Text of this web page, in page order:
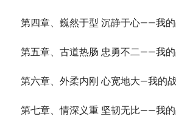
第四章、巍然于型 沉静于心——我
第五章、古道热肠 忠勇不二——我
第六章、外柔内刚 心宽地大—我的
第七章、情深义重 坚韧无比——我